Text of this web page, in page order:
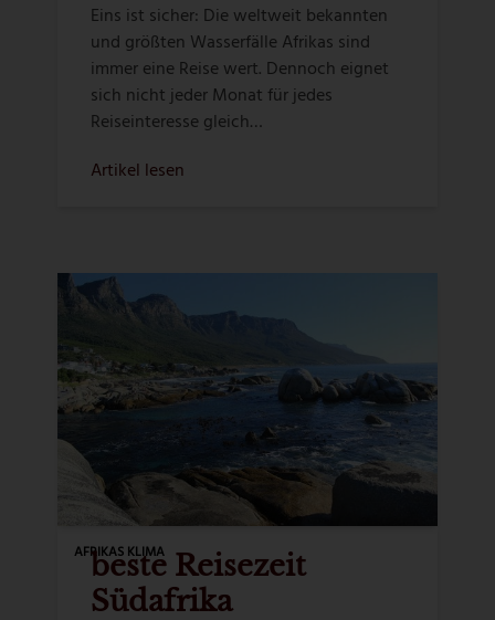
Eins ist sicher: Die weltweit bekannten
und größten Wasserfälle Afrikas sind
immer eine Reise wert. Dennoch eignet
sich nicht jeder Monat für jedes
Reiseinteresse gleich…
Artikel lesen
AFRIKAS KLIMA
beste Reisezeit
Südafrika